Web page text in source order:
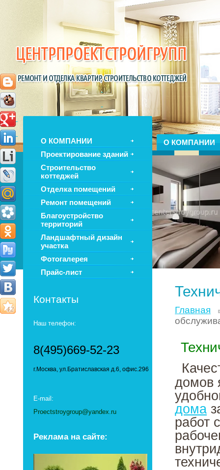
О КОМПАНИИ
Проектирование зданий
Строительство
коттеджей
Отделка помещений
Ремонт помещений
Благоустройство
территорий
Ландшафтный дизайн
участка
Фотогалерея
Прайс-лист
Контакты
Наш телефон:
8(495)669-52-23
г.Москва, ул.Братиславская д.6, офис.296
E-mail:
Proectstroygroup@yandex.ru
Реклама на сайте:
О КОМПАНИИ
Главная
домов
дома
работ